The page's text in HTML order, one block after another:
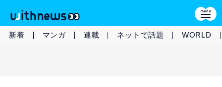
新着 マンガ 連載 ネットで話題 WORLD